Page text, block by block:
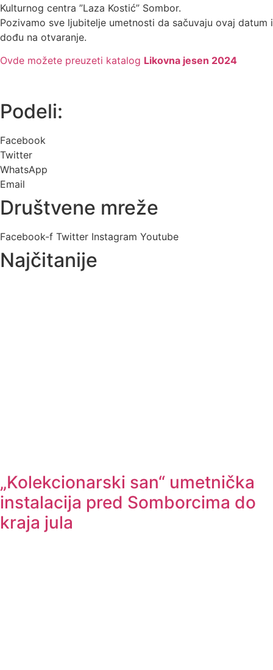
Kulturnog centra ”Laza Kostić” Sombor.
Pozivamo sve ljubitelje umetnosti da sačuvaju ovaj datum i
dođu na otvaranje.
Ovde možete preuzeti katalog Likovna jesen 2024
Podeli:
Facebook
Twitter
WhatsApp
Email
Društvene mreže
Facebook-f Twitter Instagram Youtube
Najčitanije
„Kolekcionarski san“ umetnička
instalacija pred Somborcima do
kraja jula